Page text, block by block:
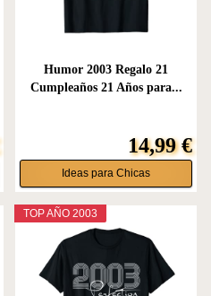
Humor 2003 Regalo 21
Cumpleaños 21 Años para...
14,99 €
Ideas para Chicas
TOP AÑO 2003